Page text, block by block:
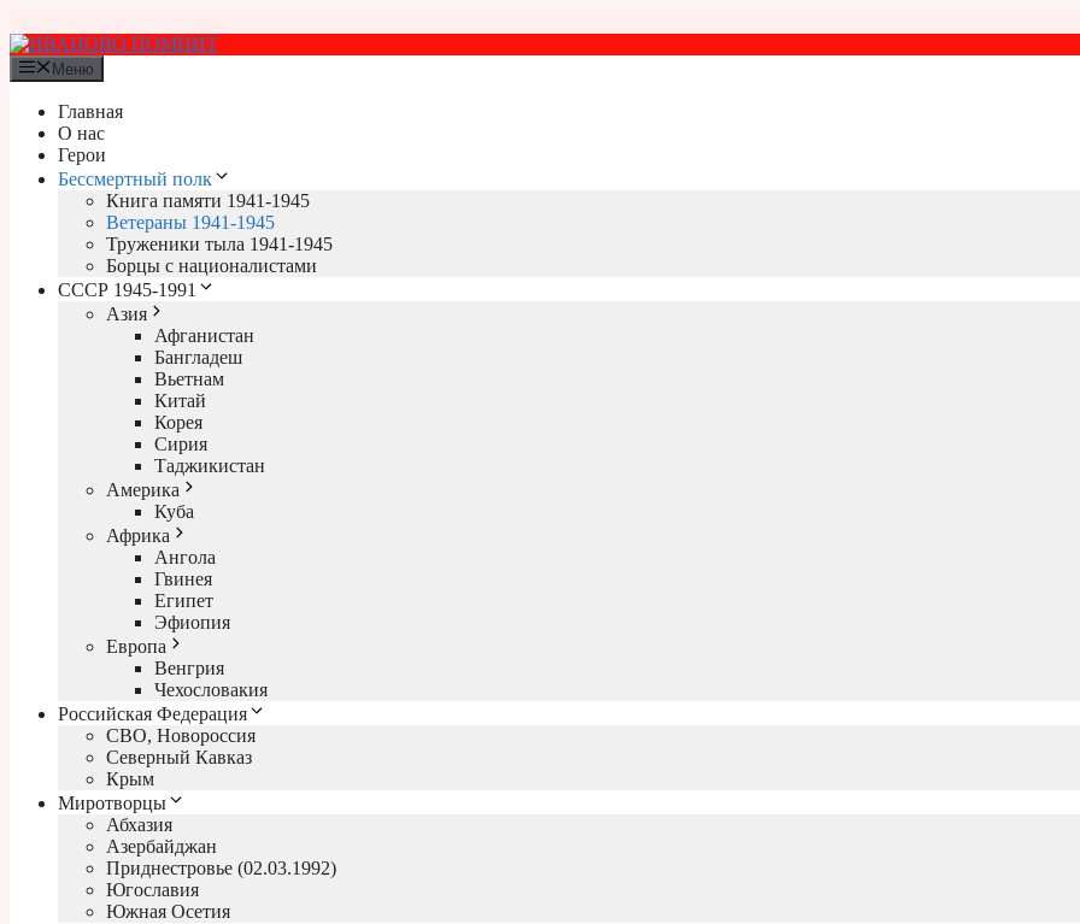
к
содержимому
Меню
Главная
О нас
Герои
Бессмертный полк
Книга памяти 1941-1945
Ветераны 1941-1945
Труженики тыла 1941-1945
Борцы с националистами
СССР 1945-1991
Азия
Афганистан
Бангладеш
Вьетнам
Китай
Корея
Сирия
Таджикистан
Америка
Куба
Африка
Ангола
Гвинея
Египет
Эфиопия
Европа
Венгрия
Чехословакия
Российская Федерация
СВО, Новороссия
Северный Кавказ
Крым
Миротворцы
Абхазия
Азербайджан
Приднестровье (02.03.1992)
Югославия
Южная Осетия